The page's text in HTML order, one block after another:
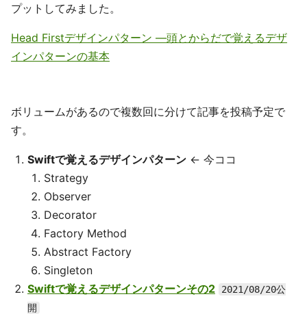
プットしてみました。
Head Firstデザインパターン ―頭とからだで覚えるデザ
インパターンの基本
ボリュームがあるので複数回に分けて記事を投稿予定で
す。
Swiftで覚えるデザインパターン ← 今ココ
Strategy
Observer
Decorator
Factory Method
Abstract Factory
Singleton
Swiftで覚えるデザインパターンその2
2021/08/20公
開